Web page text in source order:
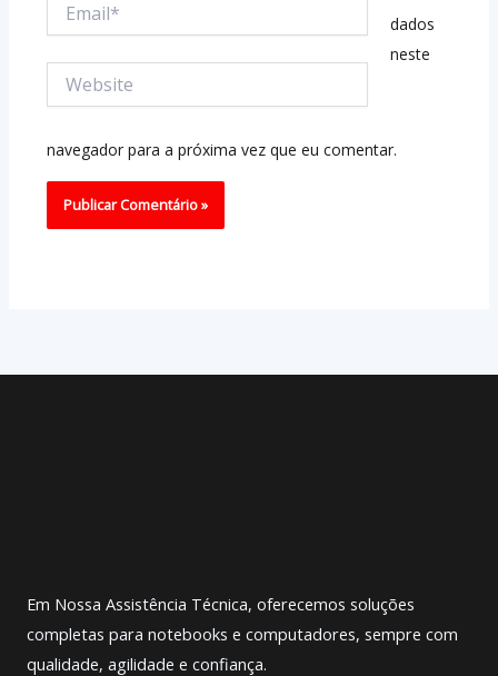
dados
neste
navegador para a próxima vez que eu comentar.
Em Nossa Assistência Técnica, oferecemos soluções
completas para notebooks e computadores, sempre com
qualidade, agilidade e confiança.